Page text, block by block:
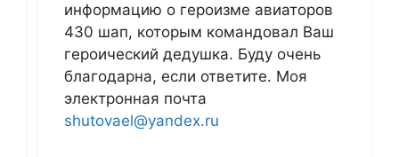
информацию о героизме авиаторов
430 шап, которым командовал Ваш
героический дедушка. Буду очень
благодарна, если ответите. Моя
электронная почта
shutovael@yandex.ru